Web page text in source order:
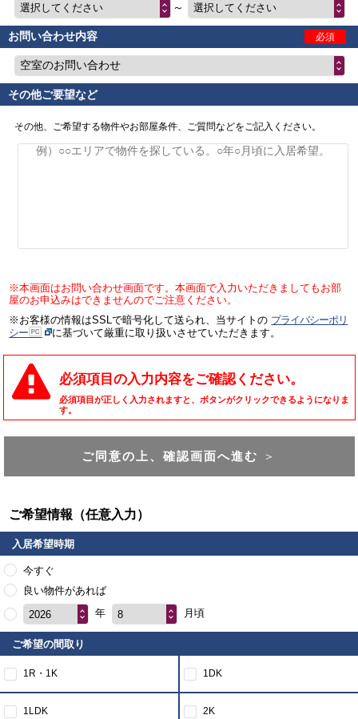
選択してください ～ 選択してください
お問い合わせ内容 必須
空室のお問い合わせ
その他ご要望など
その他、ご希望する物件やお部屋条件、ご質問などをご記入ください。
※本画面はお問い合わせ画面です。本画面で入力いただきましてもお部
屋のお申込みはできませんのでご注意ください。
※お客様の情報はSSLで暗号化して送られ、当サイトの プライバシーポリ
シー
に基づいて厳重に取り扱いさせていただきます。
必須項目の入力内容をご確認ください。
必須項目が正しく入力されますと、ボタンがクリックできるようになりま
す。
ご同意の上、確認画面へ進む ＞
ご希望情報（任意入力）
入居希望時期
今すぐ
良い物件があれば
2026
年 8 月頃
ご希望の間取り
1R・1K 1DK
1LDK 2K